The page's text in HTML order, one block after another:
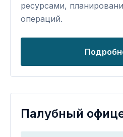
ресурсами,
операций.
Палубный